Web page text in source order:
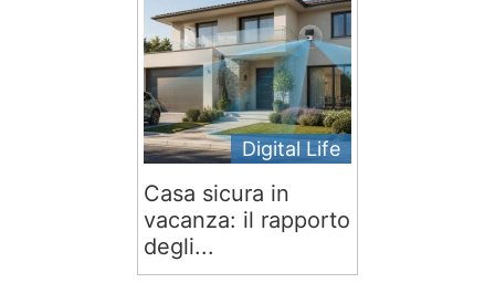
Digital Life
Casa sicura in
vacanza: il rapporto
degli...